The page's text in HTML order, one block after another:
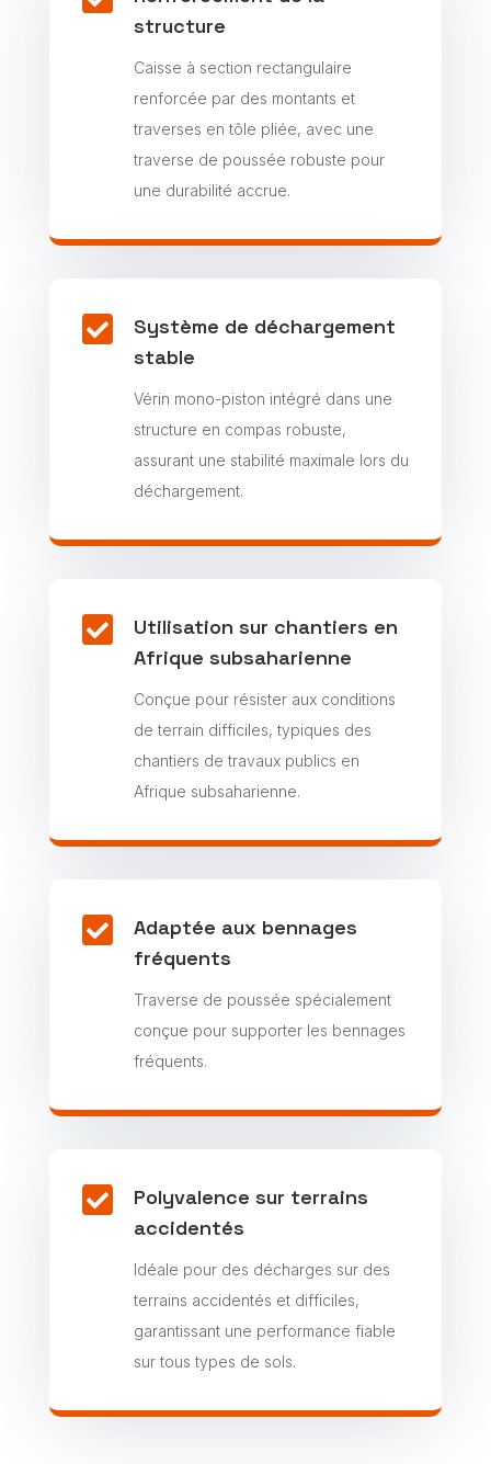
structure
Caisse à section rectangulaire
renforcée par des montants et
traverses en tôle pliée, avec une
traverse de poussée robuste pour
une durabilité accrue.

Système de déchargement
stable
Vérin mono-piston intégré dans une
structure en compas robuste,
assurant une stabilité maximale lors du
déchargement.

Utilisation sur chantiers en
Afrique subsaharienne
Conçue pour résister aux conditions
de terrain difficiles, typiques des
chantiers de travaux publics en
Afrique subsaharienne.

Adaptée aux bennages
fréquents
Traverse de poussée spécialement
conçue pour supporter les bennages
fréquents.

Polyvalence sur terrains
accidentés
Idéale pour des décharges sur des
terrains accidentés et difficiles,
garantissant une performance fiable
sur tous types de sols.